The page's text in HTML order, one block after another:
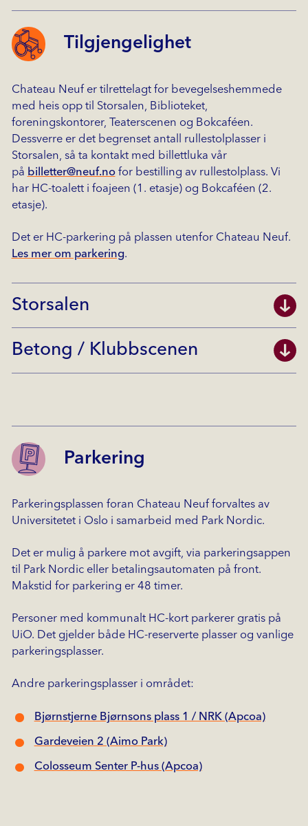
Tilgjengelighet
Chateau Neuf er tilrettelagt for bevegelseshemmede
med heis opp til Storsalen, Biblioteket,
foreningskontorer, Teaterscenen og Bokcaféen.
Dessverre er det begrenset antall rullestolplasser i
Storsalen, så ta kontakt med billettluka vår
på billetter@neuf.nofor bestilling av rullestolplass. Vi
har HC-toalett i foajeen (1. etasje) og Bokcaféen (2.
etasje).
Det er HC-parkering på plassen utenfor Chateau Neuf.
Les mer om parkering.
Storsalen
Betong / Klubbscenen
Parkering
Parkeringsplassen foran Chateau Neuf forvaltes av
Universitetet i Oslo i samarbeid med Park Nordic.
Det er mulig å parkere mot avgift, via parkeringsappen
til Park Nordic eller betalingsautomaten på front.
Makstid for parkering er 48 timer.
Personer med kommunalt HC-kort parkerer gratis på
UiO. Det gjelder både HC-reserverte plasser og vanlige
parkeringsplasser.
Andre parkeringsplasser i området:
Bjørnstjerne Bjørnsons plass 1 / NRK (Apcoa)
Gardeveien 2 (Aimo Park)
Colosseum Senter P-hus (Apcoa)